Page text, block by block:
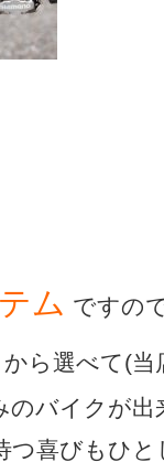
ム です
ら選べて(当
バイクが出
喜びもひと